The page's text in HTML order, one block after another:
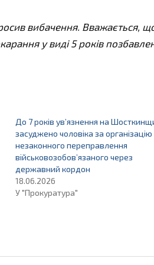
вибачення. Вважається,
у виді 5 років
До 7 років ув’язнення на
засуджено чоловіка за організацію
незаконного переправлення
військовозобов’язаного через
державний кордон
18.06.2026
У "Прокуратура"